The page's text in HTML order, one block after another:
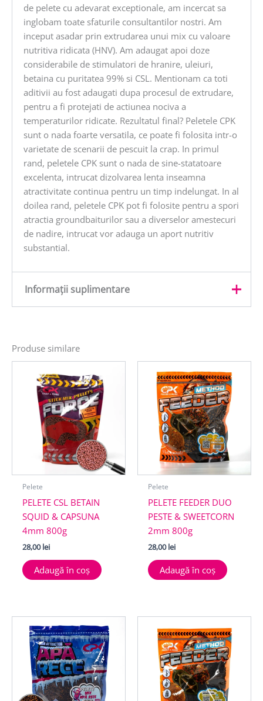
de pelete cu adevarat exceptionale, am incercat sa
inglobam toate sfaturile consultantilor nostri. Am
inceput asadar prin extrudarea unui mix cu valoare
nutritiva ridicata (HNV). Am adaugat apoi doze
considerabile de stimulatori de hranire, uleiuri,
betaina cu puritatea 99% si CSL. Mentionam ca toti
aditivii au fost adaugati dupa procesul de extrudare,
pentru a fi protejati de actiunea nociva a
temperaturilor ridicate. Rezultatul final? Peletele CPK
sunt o nada foarte versatila, ce poate fi folosita intr-o
varietate de scenarii de pescuit la crap. In primul
rand, peletele CPK sunt o nada de sine-statatoare
excelenta, intrucat dizolvarea lenta inseamna
atractivitate continua pentru un timp indelungat. In al
doilea rand, peletele CPK pot fi folosite pentru a spori
atractia groundbaiturilor sau a diverselor amestecuri
de nadire, intrucat vor adauga un aport nutritiv
substantial.
Informații suplimentare
Produse similare
Pelete
PELETE CSL BETAIN
SQUID & CAPSUNA
4mm 800g
28,00lei
Adaugă în coș
Pelete
PELETE FEEDER DUO
PESTE & SWEETCORN
2mm 800g
28,00lei
Adaugă în coș